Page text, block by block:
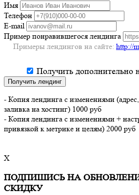
Имя
Телефон
E-mail
Пример понравившегося лендинга
Примеры лендингов на сайте: http://
Получить дополнительно
Получить лендинг
- Копия лендинга с изменениями
заливка на хостинг) 1000 руб
- Копия лендинга с изменениями +
привязкой к метрике и целям) 2000 руб
X
ПОДПИШИСЬ НА
СКИДКУ